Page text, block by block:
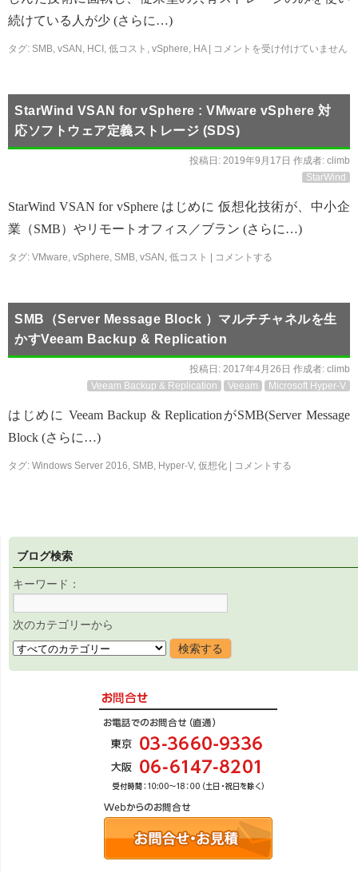
続けている人が少 (さらに…)
タグ: SMB, vSAN , HCI , 低コスト , vSphere, HA コメントを受け付けていません
StarWind VSAN for vSphere : VMware vSphere 対
応ソフトウェア定義ストレージ (SDS)
投稿日: 2019年9月17日 作成者: climb
StarWind
StarWind VSAN for vSphere はじめに 仮想化技術が、中小企
業（SMB）やリモートオフィス／ブラン (さらに…)
タグ: VMware, vSphere, SMB, vSAN , 低コスト コメントする
SMB（Server Message Block ）マルチチャネルを生
かすVeeam Backup & Replication
投稿日: 2017年4月26日 作成者: climb
Veeam Backup & Replication
Veeam Microsoft Hyper-V
はじめに Veeam Backup & ReplicationがSMB(Server Message
Block (さらに…)
タグ: Windows Server 2016, SMB, Hyper-V, 仮想化 コメントする
ブログ検索
キーワード：
次のカテゴリーから